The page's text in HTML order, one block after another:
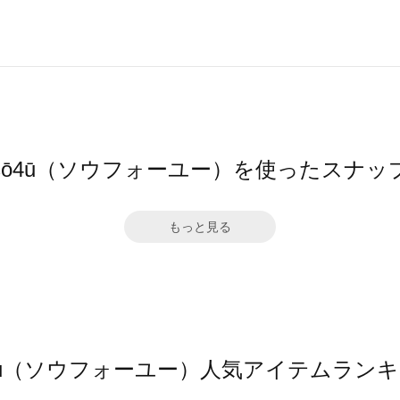
（ソウフォーユー）を使ったスナッ
もっと見る
ソウフォーユー）人気アイテムラン